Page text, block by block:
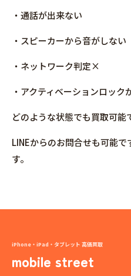
・通話が出来ない
・スピーカーから音がしない
・ネットワーク判定×
・アクティベーションロック
どのような状態でも買取可能
LINEからのお問合せも可能
す。
iPhone・iPad・タブレット 高価買取
mobile street